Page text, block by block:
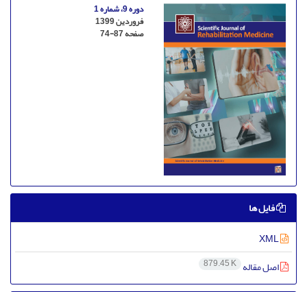
دوره 9، شماره 1
فروردین 1399
صفحه74-87
فایل ها
اصل مقاله 879.45 K